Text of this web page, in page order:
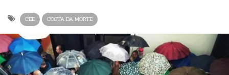
CEE COSTA DA MORTE